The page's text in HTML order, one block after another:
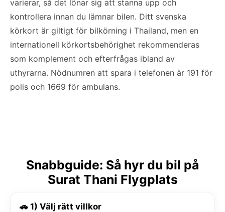
varierar, så det lönar sig att stanna upp och
kontrollera innan du lämnar bilen. Ditt svenska
körkort är giltigt för bilkörning i Thailand, men en
internationell körkortsbehörighet rekommenderas
som komplement och efterfrågas ibland av
uthyrarna. Nödnumren att spara i telefonen är 191 för
polis och 1669 för ambulans.
Snabbguide: Så hyr du bil på
Surat Thani Flygplats
🚗 1) Välj rätt villkor